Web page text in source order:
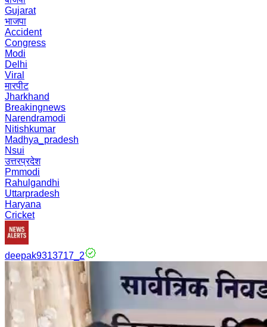
Gujarat
भाजपा
Accident
Congress
Modi
Delhi
Viral
मारपीट
Jharkhand
Breakingnews
Narendramodi
Nitishkumar
Madhya_pradesh
Nsui
उत्तरप्रदेश
Pmmodi
Rahulgandhi
Uttarpradesh
Haryana
Cricket
deepak9313717_2